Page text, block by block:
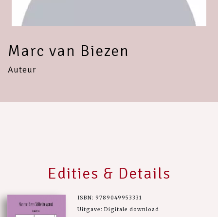
Marc van Biezen
Auteur
Edities & Details
ISBN: 9789049953331
Uitgave: Digitale download